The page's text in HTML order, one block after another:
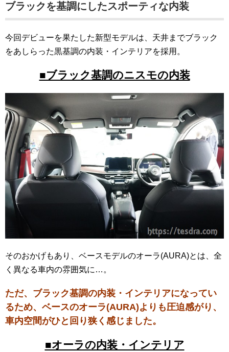
ブラックを基調にしたスポーティな内装
今回デビューを果たした新型モデルは、天井までブラック
をあしらった黒基調の内装・インテリアを採用。
■ブラック基調のニスモの内装
そのおかげもあり、ベースモデルのオーラ(AURA)とは、全
く異なる車内の雰囲気に…。
ただ、ブラック基調の内装・インテリアになってい
るため、ベースのオーラ(AURA)よりも圧迫感がり、
車内空間がひと回り狭く感じました。
■オーラの内装・インテリア